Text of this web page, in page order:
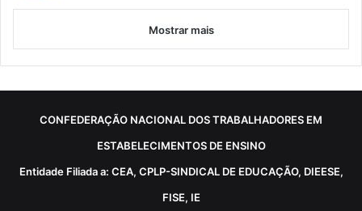
Mostrar mais
CONFEDERAÇÃO NACIONAL DOS TRABALHADORES EM
ESTABELECIMENTOS DE ENSINO
Entidade Filiada a: CEA, CPLP-SINDICAL DE EDUCAÇÃO, DIEESE,
FISE, IE